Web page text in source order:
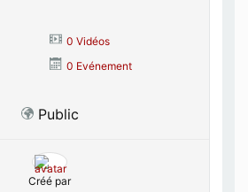
0 Vidéos
0 Evénement
Public
Créé par